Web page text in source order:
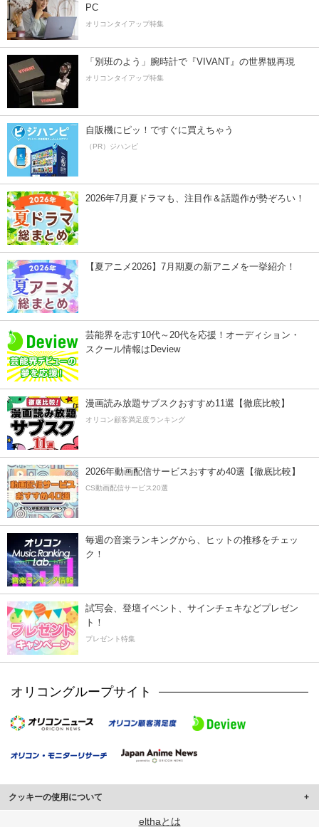
PC
オリコンタイアップ特集
「別班のよう」腕時計で『VIVANT』の世界観再現
オリコンタイアップ特集
自販機にピッ！ですぐに買えちゃう
（PR）ジハンピ
2026年7月夏ドラマも、注目作＆話題作が勢ぞろい！
【夏アニメ2026】7月期夏の新アニメを一挙紹介！
芸能界を志す10代～20代を応援！オーディション・
スクール情報はDeview
漫画読み放題サブスクおすすめ11選【徹底比較】
オリコン顧客満足度ランキング
2026年動画配信サービスおすすめ40選【徹底比較】
CS動画配信サービス20選
毎週の音楽ランキングから、ヒットの推移をチェッ
ク！
試写会、登壇イベント、サインチェキなどプレゼン
ト！
プレゼント特集
オリコングループサイト
クッキーの使用について
このサイトでは Cookie を使用して、ユーザーに合わせたコンテンツや広告の
elthaとは